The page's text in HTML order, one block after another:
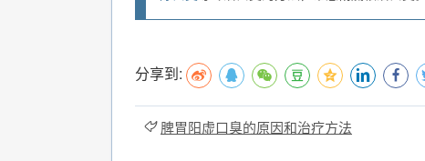
分享到:
脾胃阳虚口臭的原因和治疗方法